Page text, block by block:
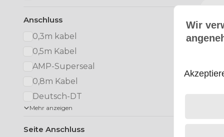
Anschluss
0,3m kabel
0,5m Kabel
AMP-Superseal
0,8m Kabel
Deutsch-DT
Mehr anzeigen
Seite Anschluss
Wir